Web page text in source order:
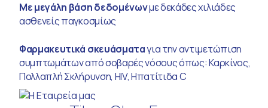
Με μεγάλη βάση δεδομένωνμε δεκάδες χιλιάδες
ασθενείς παγκοσμίως
Φαρμακευτικά σκευάσματαγια την αντιμετώπιση
συμπτωμάτων από σοβαρές νόσους όπως: Καρκίνος,
Πολλαπλή Σκλήρυνση, HIV, Ηπατίτιδα C